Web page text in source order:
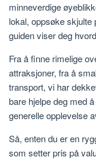
minneverdige
lokal, oppsøke skjulte
guiden viser deg
Fra å finne rimelige
attraksjoner, fra å
transport, vi har
bare hjelpe deg med
generelle opplevelse
Så, enten du er en
som setter pris på